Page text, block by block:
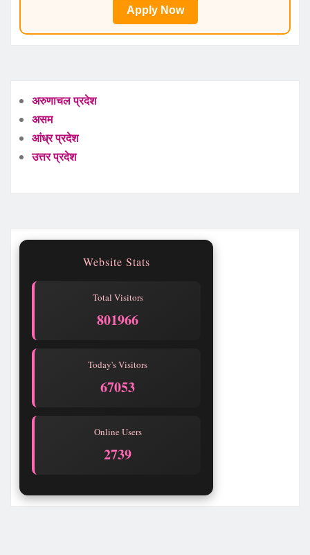
Apply Now
अरुणाचल प्रदेश
असम
आंध्र प्रदेश
उत्तर प्रदेश
Website Stats
Total Visitors
801966
Today's Visitors
67053
Online Users
2739